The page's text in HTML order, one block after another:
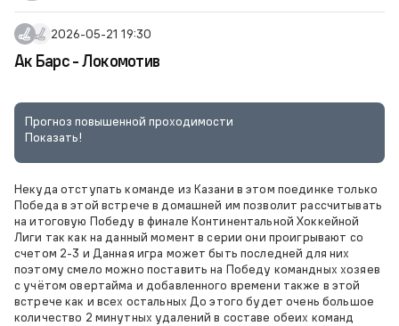
2026-05-21 19:30
Ак Барс - Локомотив
Прогноз повышенной проходимости
Показать!
Некуда отступать команде из Казани в этом поединке только
Победа в этой встрече в домашней им позволит рассчитывать
на итоговую Победу в финале Континентальной Хоккейной
Лиги так как на данный момент в серии они проигрывают со
счетом 2-3 и Данная игра может быть последней для них
поэтому смело можно поставить на Победу командных хозяев
с учётом овертайма и добавленного времени также в этой
встрече как и всех остальных До этого будет очень большое
количество 2 минутных удалений в составе обеих команд